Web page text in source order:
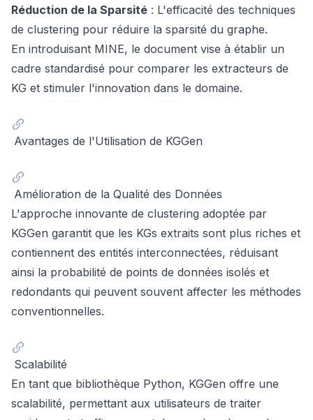
Réduction de la Sparsité : L'efficacité des techniques
de clustering pour réduire la sparsité du graphe.
En introduisant MINE, le document vise à établir un
cadre standardisé pour comparer les extracteurs de
KG et stimuler l'innovation dans le domaine.
Avantages de l'Utilisation de KGGen
Amélioration de la Qualité des Données
L'approche innovante de clustering adoptée par
KGGen garantit que les KGs extraits sont plus riches et
contiennent des entités interconnectées, réduisant
ainsi la probabilité de points de données isolés et
redondants qui peuvent souvent affecter les méthodes
conventionnelles.
Scalabilité
En tant que bibliothèque Python, KGGen offre une
scalabilité, permettant aux utilisateurs de traiter